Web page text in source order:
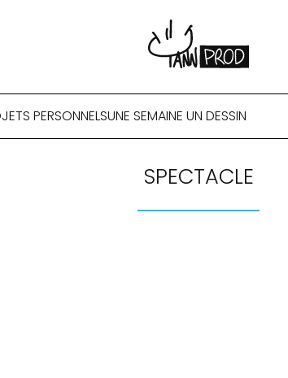
PERSONNELSUNE SEMAINE UN DESSIN
SPECTACLE